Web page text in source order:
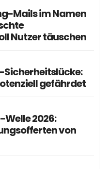
Mails im Namen
Nutzer täuschen
Sicherheitslücke:
gefährdet
2026:
von